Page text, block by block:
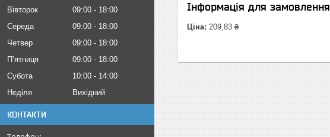
Вівторок
09:00
18:00
Середа
09:00
18:00
Четвер
09:00
18:00
Пʼятниця
09:00
18:00
Субота
10:00
14:00
Неділя
Вихідний
КОНТАКТИ
Інформація для замовлення
Ціна: 209,83 ₴